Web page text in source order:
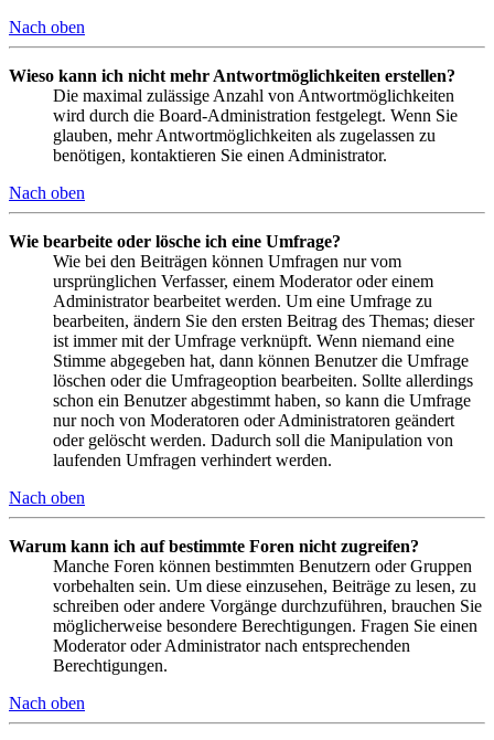
Nach oben
Wieso kann ich nicht mehr Antwortmöglichkeiten erstellen?
Die maximal zulässige Anzahl von Antwortmöglichkeiten
wird durch die Board-Administration festgelegt. Wenn Sie
glauben, mehr Antwortmöglichkeiten als zugelassen zu
benötigen, kontaktieren Sie einen Administrator.
Nach oben
Wie bearbeite oder lösche ich eine Umfrage?
Wie bei den Beiträgen können Umfragen nur vom
ursprünglichen Verfasser, einem Moderator oder einem
Administrator bearbeitet werden. Um eine Umfrage zu
bearbeiten, ändern Sie den ersten Beitrag des Themas; dieser
ist immer mit der Umfrage verknüpft. Wenn niemand eine
Stimme abgegeben hat, dann können Benutzer die Umfrage
löschen oder die Umfrageoption bearbeiten. Sollte allerdings
schon ein Benutzer abgestimmt haben, so kann die Umfrage
nur noch von Moderatoren oder Administratoren geändert
oder gelöscht werden. Dadurch soll die Manipulation von
laufenden Umfragen verhindert werden.
Nach oben
Warum kann ich auf bestimmte Foren nicht zugreifen?
Manche Foren können bestimmten Benutzern oder Gruppen
vorbehalten sein. Um diese einzusehen, Beiträge zu lesen, zu
schreiben oder andere Vorgänge durchzuführen, brauchen Sie
möglicherweise besondere Berechtigungen. Fragen Sie einen
Moderator oder Administrator nach entsprechenden
Berechtigungen.
Nach oben